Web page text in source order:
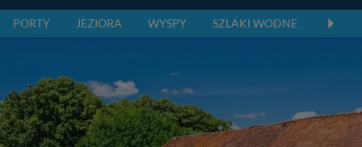
PORTY JEZIORA WYSPY SZLAKI WODNE